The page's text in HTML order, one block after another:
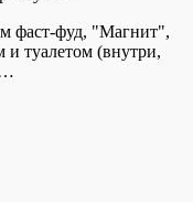
фаст-фуд, "Магнит",
туалетом (внутри,